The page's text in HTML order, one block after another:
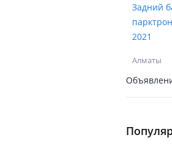
Задний
2021
Алматы